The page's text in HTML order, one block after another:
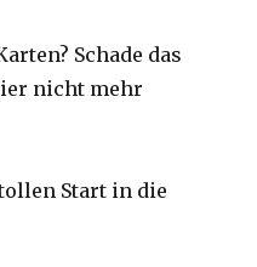
Schade das
nicht mehr
Start in die